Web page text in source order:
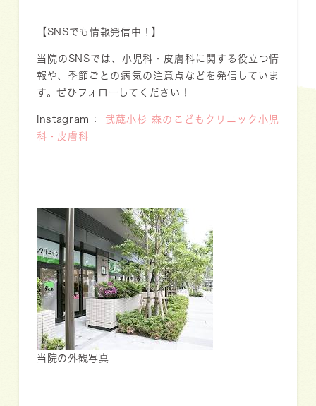
【SNSでも情報発信中！】
当院のSNSでは、小児科・皮膚科に関する役立つ情
報や、季節ごとの病気の注意点などを発信していま
す。ぜひフォローしてください！
Instagram：
武蔵小杉 森のこどもクリニック小児
科・皮膚科
当院の外観写真